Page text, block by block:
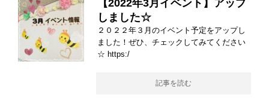
【2022年3月イベント】アップ
しました☆
２０２２年３月のイベント予定をアップし
ました！ぜひ、チェックしてみてください
☆ https:/
記事を読む